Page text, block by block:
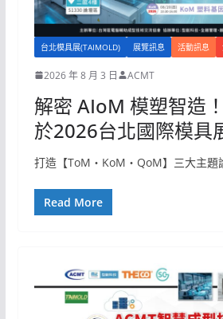
台北模具展(TAIMOLD) 展覽訊息 活動訊息
2026 年 8 月 3 日 ACMT
解密 AIoM 模塑智造
於2026台北國際模具
打造【ToM・KoM・QoM】三大主題
Read More